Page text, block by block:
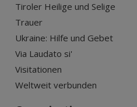
Tiroler Heilige und Selige
Trauer
Ukraine: Hilfe und Gebet
Via Laudato si'
Visitationen
Weltweit verbunden